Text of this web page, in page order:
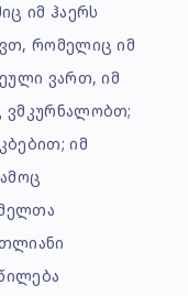
იმ ჰაერს
რომელიც იმ
ვართ, იმ
ვმკურნალობთ;
იმ